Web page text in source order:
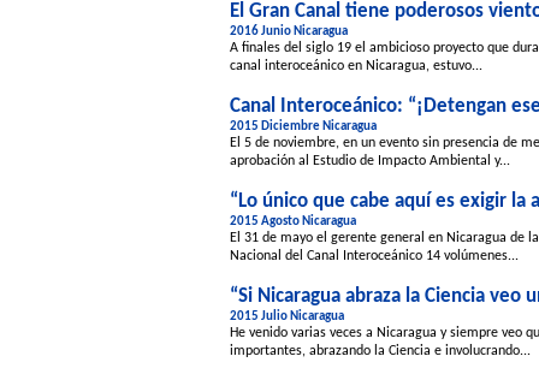
El Gran Canal tiene poderosos
2016 Junio Nicaragua
A finales del siglo 19 el ambicioso proyecto que
canal interoceánico en Nicaragua, estuvo...
Canal Interoceánico: “¡Detengan
2015 Diciembre Nicaragua
El 5 de noviembre, en un evento sin presencia de
aprobación al Estudio de Impacto Ambiental y...
“Lo único que cabe aquí es exigir la
2015 Agosto Nicaragua
El 31 de mayo el gerente general en Nicaragua de
Nacional del Canal Interoceánico 14 volúmenes...
“Si Nicaragua abraza la Ciencia
2015 Julio Nicaragua
He venido varias veces a Nicaragua y siempre veo
importantes, abrazando la Ciencia e involucrando...